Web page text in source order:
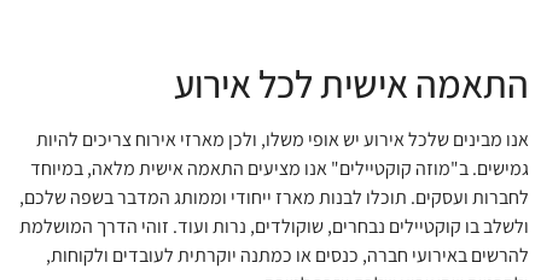
התאמה אישית לכל אירוע
אנו מבינים שלכל אירוע יש אופי משלו, ולכן מארזי אירוח צריכים להיות
גמישים. ב"מוזה קוקטיילים" אנו מציעים התאמה אישית מלאה, במיוחד
לחברות ועסקים. תוכלו לבנות מארז ייחודי וממותג המדבר בשפה שלכם,
ולשלב בו קוקטיילים נבחרים, שוקולדים, נרות ועוד. זוהי הדרך המושלמת
להרשים באירועי חברה, כנסים או כמתנה יוקרתית לעובדים ולקוחות,